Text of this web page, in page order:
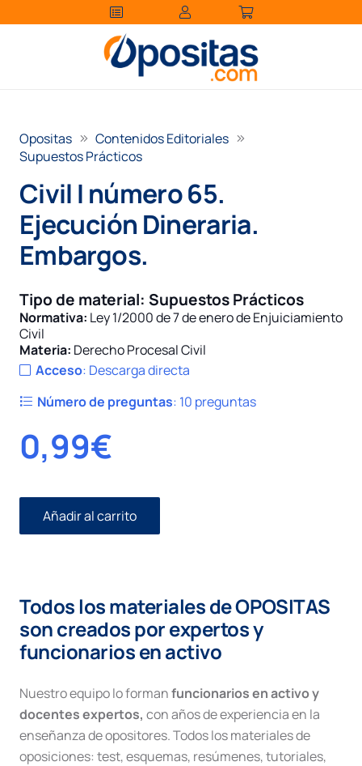
Opositas
Contenidos Editoriales
Supuestos Prácticos
Civil I número 65.
Ejecución Dineraria.
Embargos.
Tipo de material: Supuestos Prácticos
Normativa: Ley 1/2000 de 7 de enero de Enjuiciamiento
Civil
Materia: Derecho Procesal Civil
Acceso: Descarga directa
Número de preguntas: 10 preguntas
0,99€
Civil
I
Dineraria.
Embargos.
cantidad
Añadir al carrito
Todos los materiales de OPOSITAS
son creados por expertos y
funcionarios en activo
Nuestro equipo lo formanfuncionarios en activo y
docentes expertos, con años de experiencia en la
enseñanza de opositores. Todos los materiales de
oposiciones: test, esquemas, resúmenes, tutoriales,